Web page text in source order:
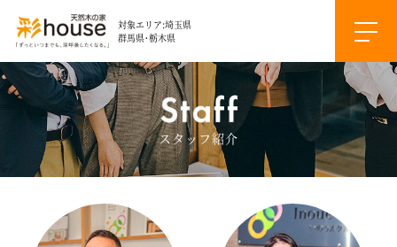
対象エリア:埼玉県
群馬県・栃木県
スタッフ紹介